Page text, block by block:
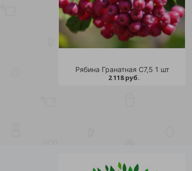
Рябина Гранатная С7,5 1 шт
2 118 руб.